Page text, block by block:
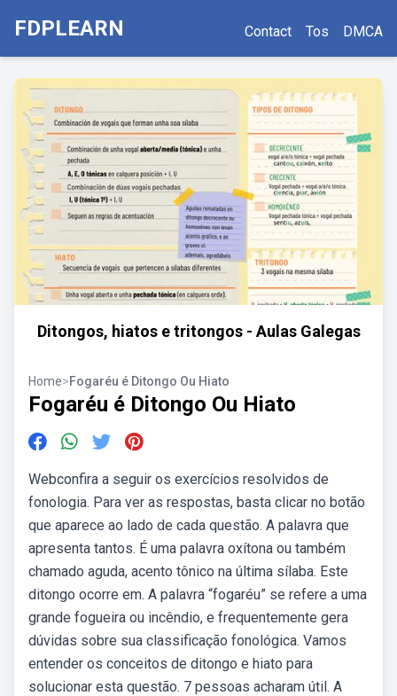
FDPLEARN Contact Tos DMCA
Ditongos, hiatos e tritongos - Aulas Galegas
Home>Fogaréu é Ditongo Ou Hiato
Fogaréu é Ditongo Ou Hiato
Webconfira a seguir os exercícios resolvidos de
fonologia. Para ver as respostas, basta clicar no botão
que aparece ao lado de cada questão. A palavra que
apresenta tantos. É uma palavra oxítona ou também
chamado aguda, acento tônico na última sílaba. Este
ditongo ocorre em. A palavra “fogaréu” se refere a uma
grande fogueira ou incêndio, e frequentemente gera
dúvidas sobre sua classificação fonológica. Vamos
entender os conceitos de ditongo e hiato para
solucionar esta questão. 7 pessoas acharam útil. A